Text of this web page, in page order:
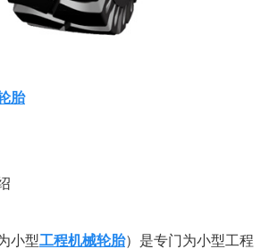
胎
小型工程机械轮胎）是专门为小型工程